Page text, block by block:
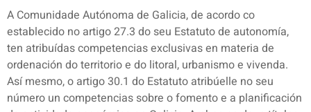
A Comunidade Autónoma de Galicia, de acordo co
establecido no artigo 27.3 do seu Estatuto de autonomía,
ten atribuídas competencias exclusivas en materia de
ordenación do territorio e do litoral, urbanismo e vivenda.
Así mesmo, o artigo 30.1 do Estatuto atribúelle no seu
número un competencias sobre o fomento e a planificación